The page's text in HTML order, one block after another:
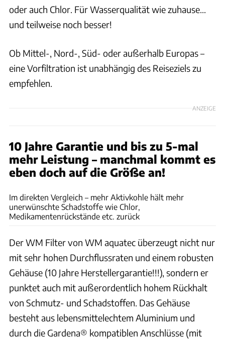
oder auch Chlor. Für Wasserqualität wie zuhause...
und teilweise noch besser!
Ob Mittel-, Nord-, Süd- oder außerhalb Europas –
eine Vorfiltration ist unabhängig des Reiseziels zu
empfehlen.
ANZEIGE
10 Jahre Garantie und bis zu 5-mal
mehr Leistung – manchmal kommt es
eben doch auf die Größe an!WM aquatec GmbH & Co. KG
Im direkten Vergleich – mehr Aktivkohle hält mehr
unerwünschte Schadstoffe wie Chlor,
Medikamentenrückstände etc. zurück
Der WM Filter von WM aquatec überzeugt nicht nur
mit sehr hohen Durchflussraten und einem robusten
Gehäuse (10 Jahre Herstellergarantie!!!), sondern er
punktet auch mit außerordentlich hohem Rückhalt
von Schmutz- und Schadstoffen. Das Gehäuse
besteht aus lebensmittelechtem Aluminium und
durch die Gardena® kompatiblen Anschlüsse (mit